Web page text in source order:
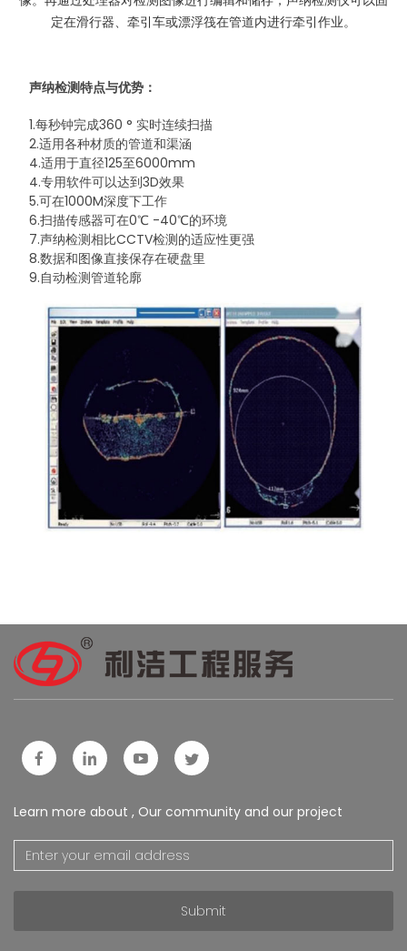
定在滑行器、牵引车或漂浮筏在管道内进行牵引作业。
声纳检测特点与优势：
1.每秒钟完成360 ° 实时连续扫描
2.适用各种材质的管道和渠涵
4.适用于直径125至6000mm
4.专用软件可以达到3D效果
5.可在1000M深度下工作
6.扫描传感器可在0℃ -40℃的环境
7.声纳检测相比CCTV检测的适应性更强
8.数据和图像直接保存在硬盘里
9.自动检测管道轮廓
Learn more about , Our community and our project
Submit